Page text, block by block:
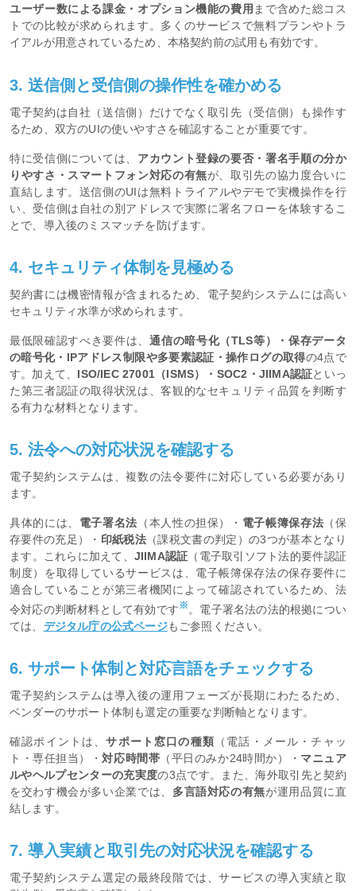
ユーザー数による課金・オプション機能の費用 まで含めた総コス
トでの比較が求められます。多くのサービスで無料プランやトラ
イアルが用意されているため、本格契約前の試用も有効です。
3. 送信側と受信側の操作性を確かめる
電子契約は自社（送信側）だけでなく取引先（受信側）も操作す
るため、双方のUIの使いやすさを確認することが重要です。
特に受信側については、 アカウント登録の要否・署名手順の分か
りやすさ・スマートフォン対応の有無が、取引先の協力度合いに
直結します。送信側のUIは無料トライアルやデモで実機操作を行
い、受信側は自社の別アドレスで実際に署名フローを体験するこ
とで、導入後のミスマッチを防げます。
4. セキュリティ体制を見極める
契約書には機密情報が含まれるため、電子契約システムには高い
セキュリティ水準が求められます。
最低限確認すべき要件は、通信の暗号化（TLS等）・保存データ
の暗号化・IPアドレス制限や多要素認証・操作ログの取得の4点で
す。加えて、 ISO/IEC 27001（ISMS）・SOC2・JIIMA認証といっ
た第三者認証の取得状況は、客観的なセキュリティ品質を判断す
る有力な材料となります。
5. 法令への対応状況を確認する
電子契約システムは、複数の法令要件に対応している必要があり
ます。
具体的には、 電子署名法 （本人性の担保）・ 電子帳簿保存法 （保
存要件の充足）・ 印紙税法 （課税文書の判定）の3つが基本となり
ます。これらに加えて、 JIIMA認証 （電子取引ソフト法的要件認証
制度）を取得しているサービスは、電子帳簿保存法の保存要件に
適合していることが第三者機関によって確認されているため、法
令対応の判断材料として有効です※ 。電子署名法の法的根拠につい
ては、 デジタル庁の公式ページもご参照ください。
6. サポート体制と対応言語をチェックする
電子契約システムは導入後の運用フェーズが長期にわたるため、
ベンダーのサポート体制も選定の重要な判断軸となります。
確認ポイントは、サポート窓口の種類 （電話・メール・チャッ
ト・専任担当）・対応時間帯 （平日のみか24時間か）・ マニュア
ルやヘルプセンターの充実度の3点です。また、海外取引先と契約
を交わす機会が多い企業では、 多言語対応の有無が運用品質に直
結します。
7. 導入実績と取引先の対応状況を確認する
電子契約システム選定の最終段階では、サービスの導入実績と取